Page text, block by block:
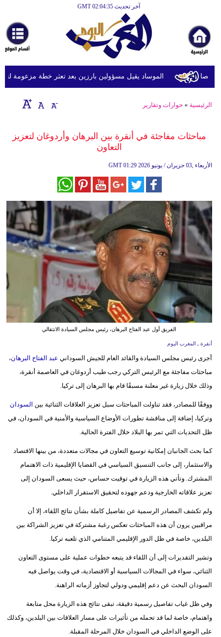
آخر تحديث GMT 02:04:35
أخبارعاجلة
رياضة
ثقافة
إقتصاد
وموسيقى
سياحة
وسفر
ديكور
البرلمان
المغربي
مرأة
إسلامية
مدوَّنات
فيديو
الموساد يقيل مسؤولين بارزين بعد تعثر خطة مزعومة لتغيير
الرئيسية » حوارات وتقارير
مباحثات مفاجئة في أنقرة بين البرهان وأردوغان لتعزيز
التعاون
GMT 01:29 2026 الأربعاء ,03 حزيران / يونيو
الفريق أول عبد الفتاح البرهان، رئيس مجلس السيادة الانتقالي
أنقرة ـ المغرب اليوم
أجرى رئيس مجلس السيادة والقائد العام للجيش السوداني عبد الفتاح البرهان،
مباحثات مفاجئة مع الرئيس التركي رجب طيب أردوغان في العاصمة أنقرة،
وذلك خلال زيارة غير معلنة مسبقًا قام بها البرهان إلى تركيا.
ووفقًا للمصادر، فقد تناولت المباحثات سبل تعزيز العلاقات الثنائية بين السودان
وتركيا، إضافة إلى مناقشة تطورات الأوضاع السياسية والأمنية في السودان، في
ظل التحديات التي تمر بها البلاد خلال الفترة الحالية.
كما بحث الجانبان إمكانية توسيع التعاون في مجالات متعددة، من بينها الاقتصاد
والاستثمار، إلى جانب التنسيق السياسي في القضايا الإقليمية ذات الاهتمام
المشترك. وتأتي هذه الزيارة في توقيت حساس، حيث يسعى السودان إلى
تعزيز علاقاته الخارجية ودعم جهوده لتحقيق الاستقرار الداخلي.
ولم تكشف المصادر الرسمية عن تفاصيل كاملة بشأن نتائج اللقاء، إلا أن
مراقبين يرون أن هذه المباحثات تعكس رغبة مشتركة في تعزيز الشراكة بين
البلدين، خاصة في ظل الدور الإقليمي المتنامي الذي تلعبه تركيا.
وتشير التقديرات إلى أن اللقاء قد يتبعه خطوات عملية على مستوى التعاون
الثنائي، سواء في المجالات السياسية أو الاقتصادية، في وقت يواصل فيه
السودان البحث عن دعم إقليمي ودولي لتجاوز أزماته الراهنة.
وفي ظل غياب تفاصيل رسمية دقيقة، تبقى نتائج هذه الزيارة محل متابعة
واهتمام، خاصة لما قد تحمله من تأثيرات على مسار العلاقات بين البلدين، وكذلك
على الوضع الداخلي في السودان خلال المرحلة المقبلة.